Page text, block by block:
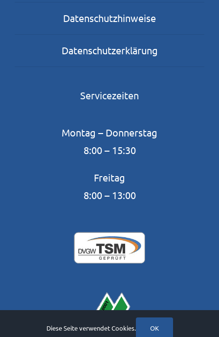
Servicezeiten
Montag – Donnerstag
8:00 – 15:30
Freitag
8:00 – 13:00
Datenschutzhinweise
Datenschutzerklärung
Diese Seite verwendet Cookies. OK